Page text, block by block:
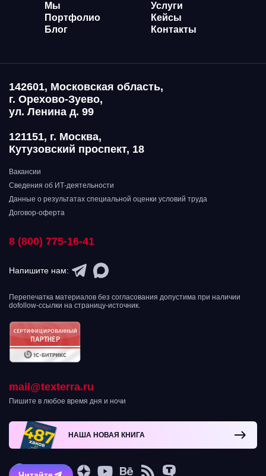
Мы
Услуги
Портфолио
Кейсы
Блог
Контакты
142601, Московская область,
г. Орехово-Зуево,
ул. Ленина д. 99
121151, г. Москва,
Кутузовский проспект, 18
Вакансии
Сведения об ИТ-деятельности
Данные о результатах специальной оценки условий труда
Договор-оферта
8 (800) 775-16-41
Напишите нам:
Перепечатка материалов без согласования допустима при наличии
dofollow-ссылки на страницу-источник.
mail@texterra.ru
Пишите в любое время дня и ночи
НАША НОВАЯ КНИГА